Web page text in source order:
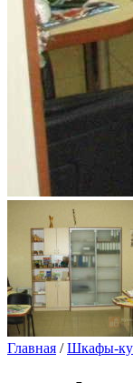
Главная /Шкафы-